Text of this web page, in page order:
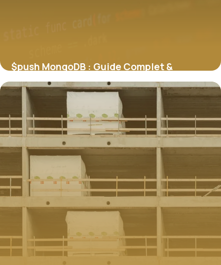
$push MongoDB : Guide Complet &
Exemples 2026
29 mai 2026